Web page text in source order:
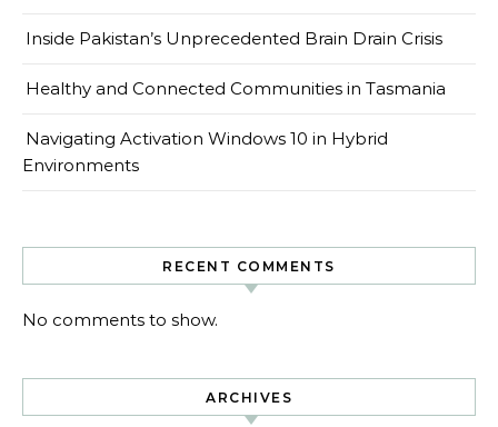
Inside Pakistan’s Unprecedented Brain Drain Crisis
Healthy and Connected Communities in Tasmania
Navigating Activation Windows 10 in Hybrid
Environments
RECENT COMMENTS
No comments to show.
ARCHIVES